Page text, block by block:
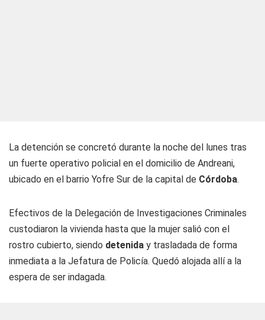
La detención se concretó durante la noche del lunes tras
un fuerte operativo policial en el domicilio de Andreani,
ubicado en el barrio Yofre Sur de la capital de Córdoba.
Efectivos de la Delegación de Investigaciones Criminales
custodiaron la vivienda hasta que la mujer salió con el
rostro cubierto, siendo detenida y trasladada de forma
inmediata a la Jefatura de Policía. Quedó alojada allí a la
espera de ser indagada.